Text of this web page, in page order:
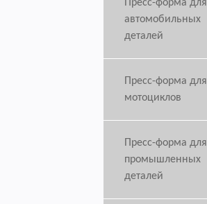
Пресс-форма для
автомобильных
деталей
Пресс-форма для
мотоциклов
Пресс-форма для
промышленных
деталей